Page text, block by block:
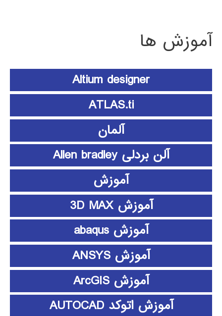
آموزش ها
Altium designer
ATLAS.ti
آلمان
آلن بردلی Allen bradley
آموزش
آموزش 3D MAX
آموزش abaqus
آموزش ANSYS
آموزش ArcGIS
آموزش اتوکد AUTOCAD